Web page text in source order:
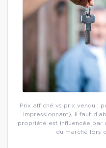
Prix affiché vs prix vendu :
impressionnant), il faut
propriété est influencée par
du marché lors